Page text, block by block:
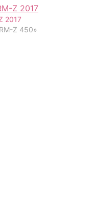
2017
Z 450»